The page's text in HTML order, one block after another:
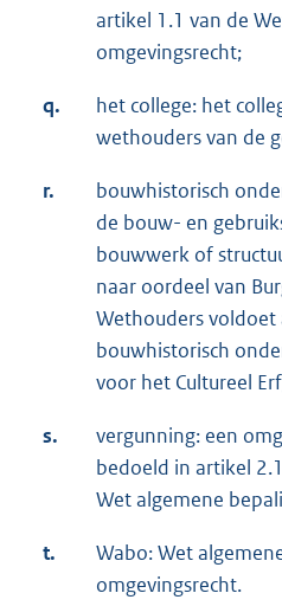
artikel 1.1 van de
omgevingsrecht;
q.
het college: het
wethouders van de
r.
bouwhistorisch
de bouw- en
bouwwerk of
naar oordeel van
Wethouders voldoet
bouwhistorisch
voor het Cultureel
s.
vergunning: een
bedoeld in artikel
Wet algemene
t.
Wabo: Wet
omgevingsrecht.